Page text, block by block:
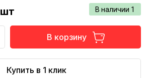
В наличии 1
шт
В корзину
Купить в 1 клик